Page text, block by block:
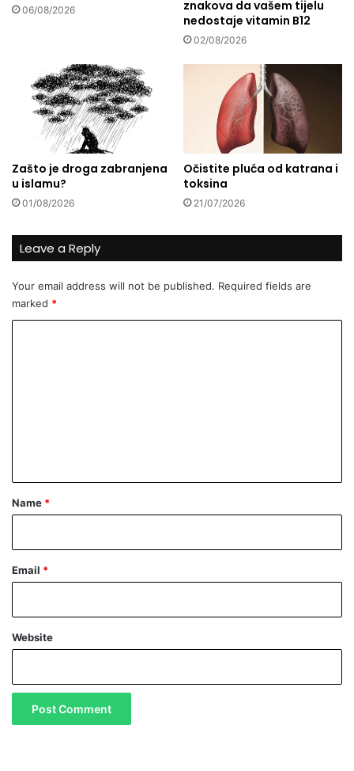
d
o
a
n
06/08/2026
znakova da vašem tijelu
nedostaje vitamin B12
02/08/2026
Zašto je droga zabranjena
u islamu?
01/08/2026
Očistite pluća od katrana i
toksina
21/07/2026
Leave a Reply
Your email address will not be published. Required fields are
marked *
*
Name *
Email *
Website